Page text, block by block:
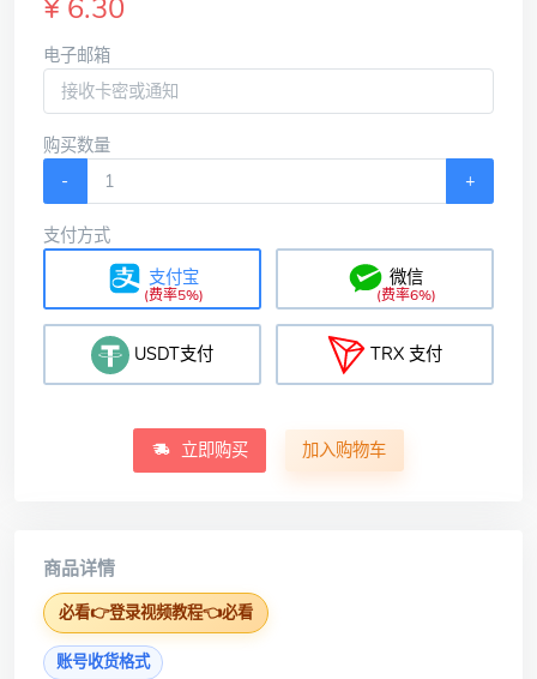
¥ 6.30
电子邮箱
购买数量
-
+
支付方式
支付宝
(费率5%)
微信
(费率6%)
USDT支付 TRX 支付
立即购买 加入购物车
商品详情
必看👉登录视频教程👈必看
账号收货格式